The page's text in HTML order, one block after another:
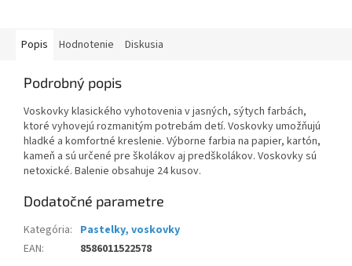
Popis Hodnotenie Diskusia
Podrobný popis
Voskovky klasického vyhotovenia v jasných, sýtych farbách,
ktoré vyhovejú rozmanitým potrebám detí. Voskovky umožňujú
hladké a komfortné kreslenie. Výborne farbia na papier, kartón,
kameň a sú určené pre školákov aj predškolákov. Voskovky sú
netoxické. Balenie obsahuje 24 kusov.
Dodatočné parametre
Kategória: Pastelky, voskovky
EAN: 8586011522578